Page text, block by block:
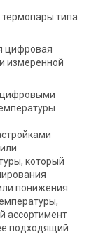
типа
цифровая
измеренной
который
понижения
ассортимент
подходящий